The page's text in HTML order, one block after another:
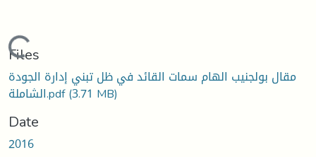
Loading...
Files
مقال بولجنيب الهام سمات القائد في ظل تبني إدارة الجودة
الشاملة.pdf(3.71 MB)
Date
2016